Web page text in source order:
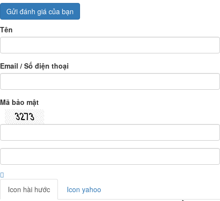
Gửi đánh giá của bạn
Tên
Email / Số điện thoại
Mã bảo mật
Icon hài hước Icon yahoo